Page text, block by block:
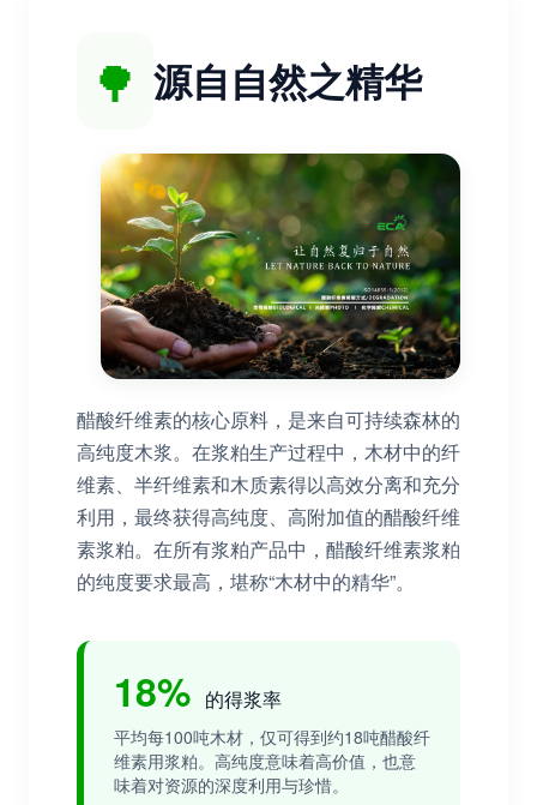
🌳 源自自然之精华
醋酸纤维素的核心原料，是来自可持续森林的
高纯度木浆。在浆粕生产过程中，木材中的纤
维素、半纤维素和木质素得以高效分离和充分
利用，最终获得高纯度、高附加值的醋酸纤维
素浆粕。在所有浆粕产品中，醋酸纤维素浆粕
的纯度要求最高，堪称“木材中的精华”。
18% 的得浆率
平均每100吨木材，仅可得到约18吨醋酸纤
维素用浆粕。高纯度意味着高价值，也意
味着对资源的深度利用与珍惜。